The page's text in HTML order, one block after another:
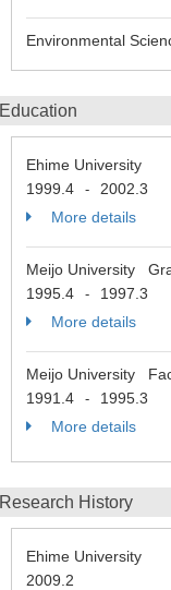
Environmental
Education
Ehime University
1999.4
-
2002.3
More details
Meijo University
1995.4
-
1997.3
More details
Meijo University
1991.4
-
1995.3
More details
Research History
Ehime University
2009.2